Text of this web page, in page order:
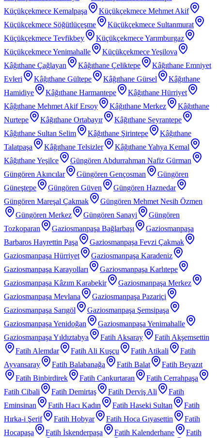
Küçükçekmece Kemalpaşa
Küçükçekmece Mehmet Akif
Küçükçekmece Söğütlüçeşme
Küçükçekmece Sultanmurat
Küçükçekmece Tevfikbey
Küçükçekmece Yarımburgaz
Küçükçekmece Yenimahalle
Küçükçekmece Yeşilova
Kâğıthane Çağlayan
Kâğıthane Çeliktepe
Kâğıthane Emniyet
Evleri
Kâğıthane Gültepe Kâğıthane Gürsel
Kâğıthane
Hamidiye
Kâğıthane Harmantepe
Kâğıthane Hürriyet
Kâğıthane Mehmet Akif Ersoy
Kâğıthane Merkez
Kâğıthane
Nurtepe
Kâğıthane Ortabayır
Kâğıthane Seyrantepe
Kâğıthane Sultan Selim
Kâğıthane Şirintepe
Kâğıthane
Talatpaşa
Kâğıthane Telsizler
Kâğıthane Yahya Kemal
Kâğıthane Yeşilce
Güngören Abdurrahman Nafiz Gürman
Güngören Akıncılar
Güngören Gençosman
Güngören
Güneştepe
Güngören Güven
Güngören Haznedar
Güngören Mareşal Çakmak
Güngören Mehmet Nesih Özmen
Güngören Merkez
Güngören Sanayi
Güngören
Tozkoparan
Gaziosmanpaşa Bağlarbaşı
Gaziosmanpaşa
Barbaros Hayrettin Paşa
Gaziosmanpaşa Fevzi Çakmak
Gaziosmanpaşa Hürriyet
Gaziosmanpaşa Karadeniz
Gaziosmanpaşa Karayolları
Gaziosmanpaşa Karlıtepe
Gaziosmanpaşa Kâzım Karabekir
Gaziosmanpaşa Merkez
Gaziosmanpaşa Mevlana
Gaziosmanpaşa Pazariçi
Gaziosmanpaşa Sarıgöl
Gaziosmanpaşa Şemsipaşa
Gaziosmanpaşa Yenidoğan
Gaziosmanpaşa Yenimahalle
Gaziosmanpaşa Yıldıztabya
Fatih Aksaray
Fatih Akşemsettin
Fatih Alemdar
Fatih Ali Kuşçu Fatih Atikali
Fatih
Ayvansaray
Fatih Balabanağa Fatih Balat
Fatih Beyazıt
Fatih Binbirdirek
Fatih Cankurtaran
Fatih Cerrahpaşa
Fatih Cibali
Fatih Demirtaş Fatih Derviş Ali
Fatih
Eminsinan
Fatih Hacı Kadın Fatih Haseki Sultan
Fatih
Hırka-i Şerif
Fatih Hobyar Fatih Hoca Gıyasettin
Fatih
Hocapaşa
Fatih İskenderpaşa Fatih Kalenderhane Fatih